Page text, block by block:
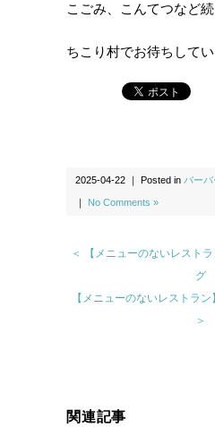
こごみ、こんてつなど
ちこり村でお待ちしてい
2025-04-22 ｜ Posted in バー
No Comments »
＜ 【メニューのないレスト
グ
【メニューのないレストラ
＞
関連記事